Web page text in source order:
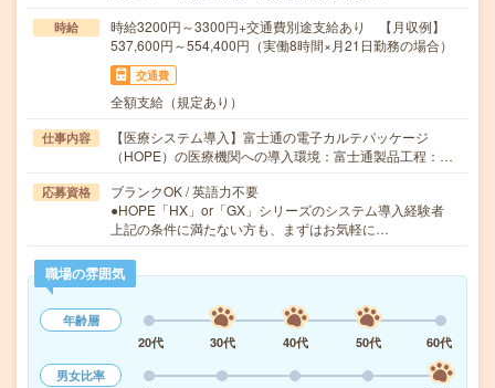
時給
時給3200円～3300円+交通費別途支給あり 【月収例】
537,600円～554,400円（実働8時間×月21日勤務の場合）
交通費
全額支給（規定あり）
仕事内容
【医療システム導入】富士通の電子カルテパッケージ
（HOPE）の医療機関への導入環境：富士通製品工程：…
応募資格
ブランクOK / 英語力不要
●HOPE「HX」or「GX」シリーズのシステム導入経験者
上記の条件に満たない方も、まずはお気軽に…
職場の雰囲気
年齢層
20代
30代 40代 50代
60代
男女比率